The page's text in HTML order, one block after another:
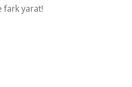
fark yarat!